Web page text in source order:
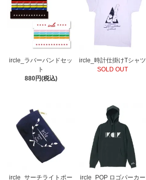
ircle_ラバーバンドセッ
ト
880円(税込)
ircle_時計仕掛けTシャツ
SOLD OUT
ircle_サーチライトポー
ircle_POP ロゴパーカー